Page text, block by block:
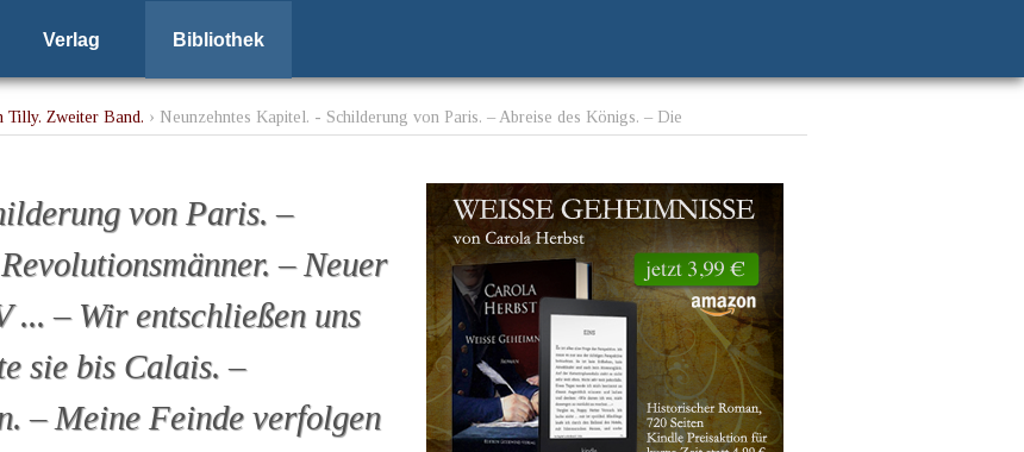
Verlag Bibliothek
Zweiter Band. › Neunzehntes Kapitel. - Schilderung von Paris. – Abreise des Königs. – Die
von Paris. –
– Neuer
... – Wir entschließen uns
sie bis Calais. –
– Meine Feinde verfolgen